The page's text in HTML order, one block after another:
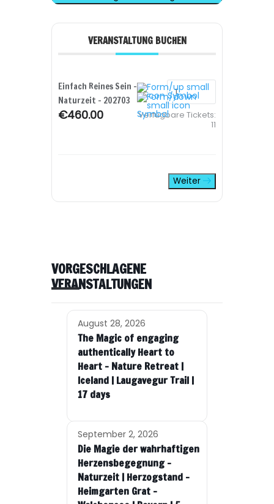
VERANSTALTUNG BUCHEN
Einfach Reines Sein -
Naturzeit - 202703
€460.00
Verfügbare Tickets:
11
Weiter
VORGESCHLAGENE
VERANSTALTUNGEN
August 28, 2026
The Magic of engaging
authentically Heart to
Heart – Nature Retreat |
Iceland | Laugavegur Trail |
17 days
September 2, 2026
Die Magie der wahrhaftigen
Herzensbegegnung –
Naturzeit | Herzogstand –
Heimgarten Grat –